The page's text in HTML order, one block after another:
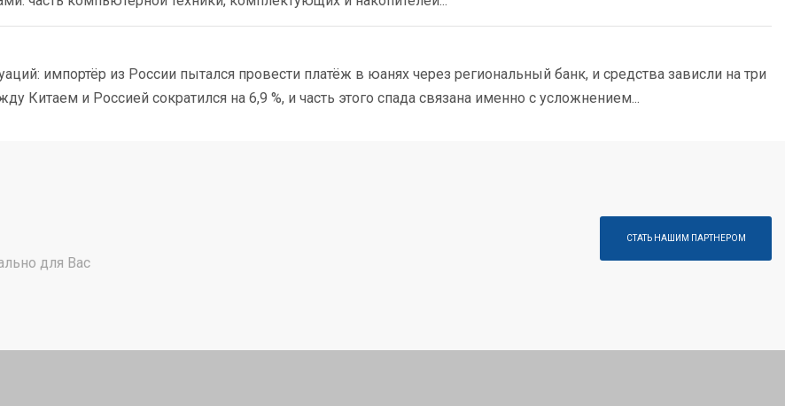
импортёр из России пытался провести платёж в юанях через региональный банк, и средства зависли на три
Китаем и Россией сократился на 6,9 %, и часть этого спада связана именно с усложнением...
для Вас
СТАТЬ НАШИМ ПАРТНЕРОМ